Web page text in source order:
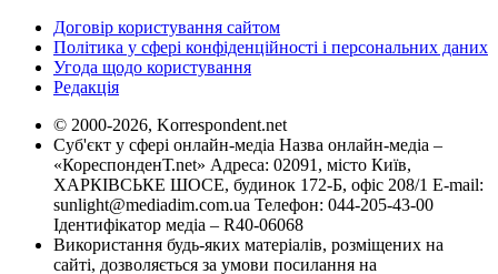
Договір користування сайтом
Політика у сфері конфіденційності і персональних даних
Угода щодо користування
Редакція
© 2000-2026, Korrespondent.net
Суб'єкт у сфері онлайн-медіа Назва онлайн-медіа –
«КореспонденТ.net» Адреса: 02091, місто Київ,
ХАРКІВСЬКЕ ШОСЕ, будинок 172-Б, офіс 208/1 E-mail:
sunlight@mediadim.com.ua Телефон: 044-205-43-00
Ідентифікатор медіа – R40-06068
Використання будь-яких матеріалів, розміщених на
сайті, дозволяється за умови посилання на